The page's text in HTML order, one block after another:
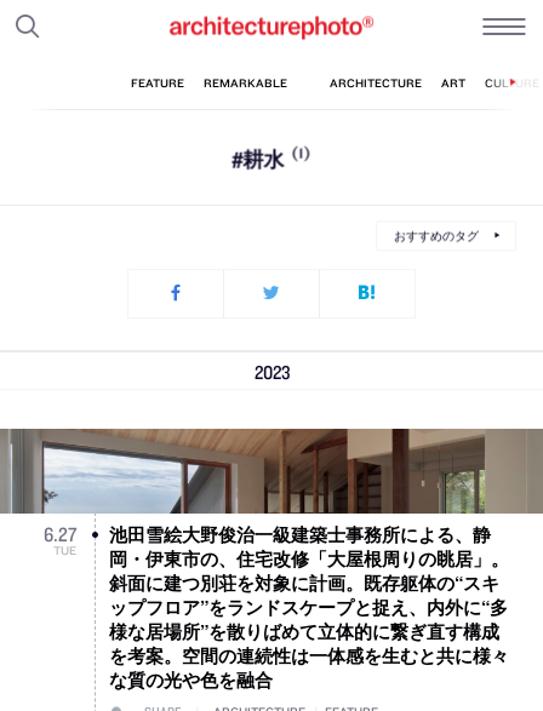
#耕水 (1)
おすすめのタグ
2023
6.27
TUE
池田雪絵大野俊治一級建築士事務所による、静
岡・伊東市の、住宅改修「大屋根周りの眺居」。
斜面に建つ別荘を対象に計画。既存躯体の“スキ
ップフロア”をランドスケープと捉え、内外に“多
様な居場所”を散りばめて立体的に繋ぎ直す構成
を考案。空間の連続性は一体感を生むと共に様々
な質の光や色を融合